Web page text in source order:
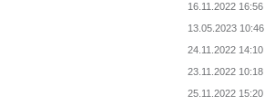
16.11.2022 16:56
13.05.2023 10:46
24.11.2022 14:10
23.11.2022 10:18
25.11.2022 15:20